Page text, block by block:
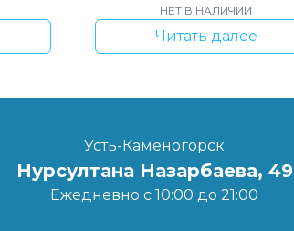
НЕТ В НАЛИЧИИ
Читать далее
Усть-Каменогорск
Нурсултана Назарбаева, 49
Ежедневно с 10:00 до 21:00